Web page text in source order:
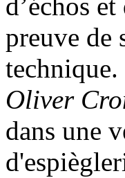
preuve de
technique.
Oliver
dans une